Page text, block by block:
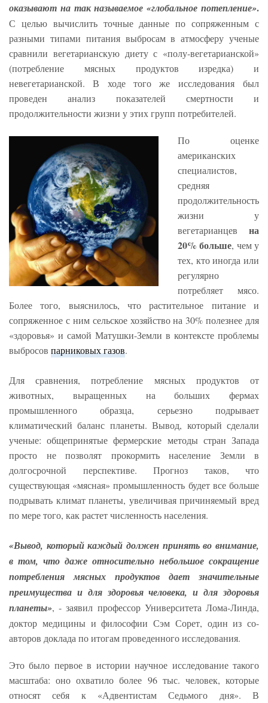
оказывают на так называемое «глобальное потепление».
С целью вычислить точные данные по сопряженным с
разными типами питания выбросам в атмосферу ученые
сравнили вегетарианскую диету с «полу-вегетарианской»
(потребление мясных продуктов изредка) и
невегетарианской. В ходе того же исследования был
проведен анализ показателей смертности и
продолжительности жизни у этих групп потребителей.
По оценке
американских
специалистов,
средняя
продолжительность
жизни у
вегетарианцев на
20% больше, чем у
тех, кто иногда или
регулярно
потребляет мясо.
Более того, выяснилось, что растительное питание и
сопряженное с ним сельское хозяйство на 30% полезнее для
«здоровья» и самой Матушки-Земли в контексте проблемы
выбросов парниковых газов.
Для сравнения, потребление мясных продуктов от
животных, выращенных на больших фермах
промышленного образца, серьезно подрывает
климатический баланс планеты. Вывод, который сделали
ученые: общепринятые фермерские методы стран Запада
просто не позволят прокормить население Земли в
долгосрочной перспективе. Прогноз таков, что
существующая «мясная» промышленность будет все больше
подрывать климат планеты, увеличивая причиняемый вред
по мере того, как растет численность населения.
«Вывод, который каждый должен принять во внимание,
в том, что даже относительно небольшое сокращение
потребления мясных продуктов дает значительные
преимущества и для здоровья человека, и для здоровья
планеты», - заявил профессор Университета Лома-Линда,
доктор медицины и философии Сэм Сорет, один из со-
авторов доклада по итогам проведенного исследования.
Это было первое в истории научное исследование такого
масштаба: оно охватило более 96 тыс. человек, которые
относят себя к «Адвентистам Седьмого дня». В